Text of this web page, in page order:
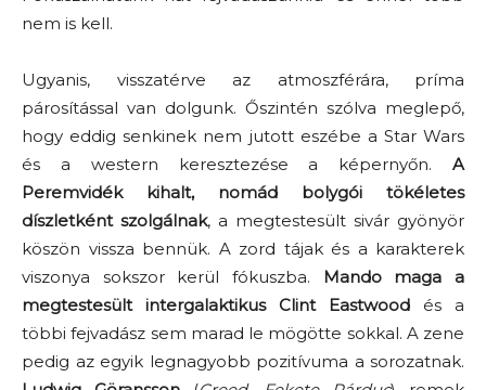
nem is kell.
Ugyanis, visszatérve az atmoszférára, príma
párosítással van dolgunk. Őszintén szólva meglepő,
hogy eddig senkinek nem jutott eszébe a Star Wars
és a western keresztezése a képernyőn. A
Peremvidék kihalt, nomád bolygói tökéletes
díszletként szolgálnak, a megtestesült sivár gyönyör
köszön vissza bennük. A zord tájak és a karakterek
viszonya sokszor kerül fókuszba. Mando maga a
megtestesült intergalaktikus Clint Eastwood és a
többi fejvadász sem marad le mögötte sokkal. A zene
pedig az egyik legnagyobb pozitívuma a sorozatnak.